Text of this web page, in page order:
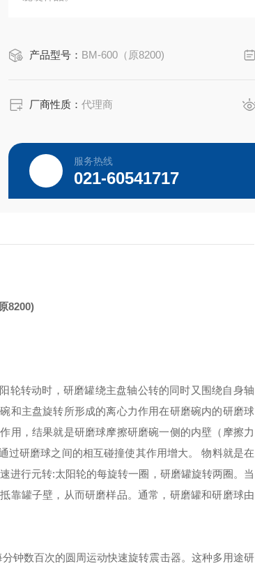
产品型号： BM-600（原8200)
厂商性质：代理商
服务热线
021-60541717
8200)
轮转动时，研磨罐绕主盘轴公转的同时又围绕自身轴
和主盘旋转所形成的离心力作用在研磨碗内的研磨球
用，结果就是研磨球摩擦研磨碗一侧的内壁（摩擦力
过研磨球之间的相互碰撞使其作用增大。 物料就是在
进行元转:太阳轮的每旋转一圈，研磨罐旋转两圈。当
靠罐子壁，从而研磨样品。通常，研磨罐和研磨球由
钟数百次的圆周运动快速旋转震击器。这种多用途研